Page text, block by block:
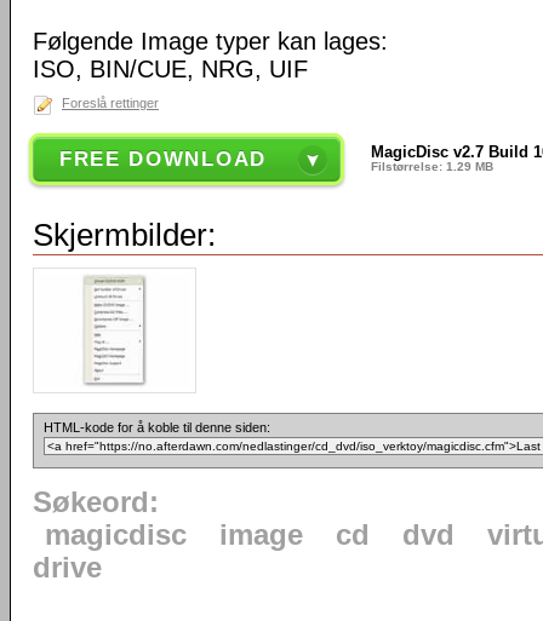
Følgende Image typer kan lages:
ISO, BIN/CUE, NRG, UIF
Foreslå rettinger
FREE DOWNLOAD MagicDisc v2.7 Build
Filstørrelse: 1.29 MB
Skjermbilder:
HTML-kode for å koble til denne siden:
Søkeord:
magicdisc
image cd dvd
drive